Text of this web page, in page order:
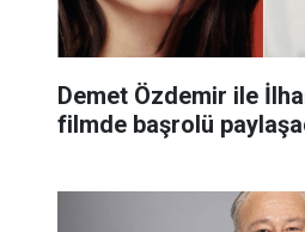
Demet Özdemir ile
filmde başrolü